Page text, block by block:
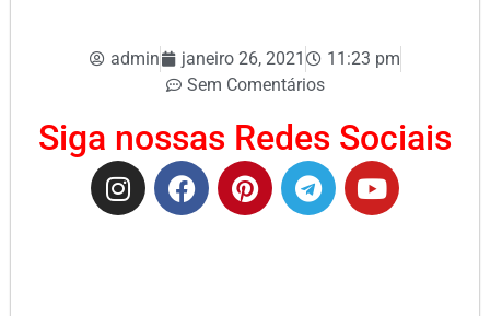
admin janeiro 26, 2021
11:23 pm
Sem Comentários
Siga nossas Redes Sociais